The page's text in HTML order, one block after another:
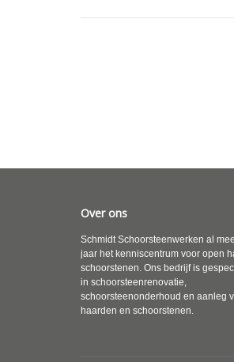
Over ons
Schmidt Schoorsteenwerken al
jaar het kenniscentrum voor open
schoorstenen. Ons bedrijf is
in schoorsteenrenovatie,
schoorsteenonderhoud en aanleg
haarden en schoorstenen.